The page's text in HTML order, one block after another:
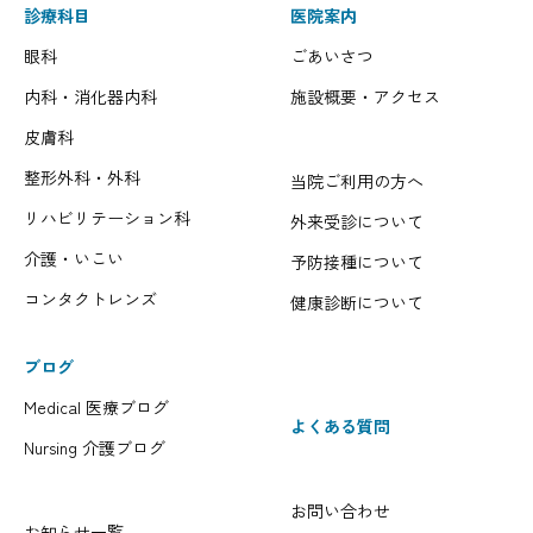
診療科目
眼科
内科・消化器内科
皮膚科
整形外科・外科
リハビリテーション科
介護・いこい
コンタクトレンズ
医院案内
ごあいさつ
施設概要・アクセス
当院ご利用の方へ
外来受診について
予防接種について
健康診断について
ブログ
Medical 医療ブログ
Nursing 介護ブログ
よくある質問
お問い合わせ